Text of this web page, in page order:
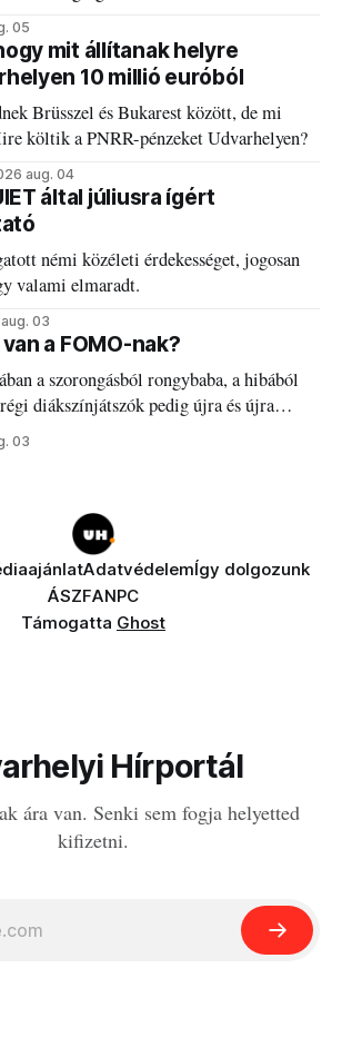
meg.
05
mit állítanak helyre
10 millió euróból
Brüsszel és Bukarest között, de mi
költik a PNRR-pénzeket Udvarhelyen?
aug. 04
által júliusra ígért
némi közéleti érdekességet, jogosan
valami elmaradt.
03
a FOMO-nak?
a szorongásból rongybaba, a hibából
diákszínjátszók pedig újra és újra
03
AdatvédelemÍgy dolgozunk
ÁSZFANPC
Támogatta Ghost
Hírportál
ára van. Senki sem fogja helyetted
kifizetni.